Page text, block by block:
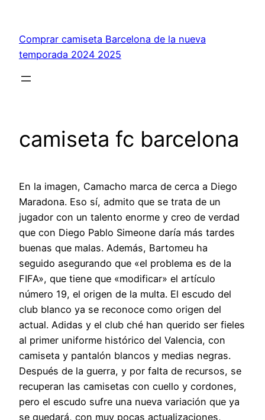
contenido
Comprar camiseta Barcelona de la nueva
temporada 2024 2025
camiseta fc barcelona
En la imagen, Camacho marca de cerca a Diego
Maradona. Eso sí, admito que se trata de un
jugador con un talento enorme y creo de verdad
que con Diego Pablo Simeone daría más tardes
buenas que malas. Además, Bartomeu ha
seguido asegurando que «el problema es de la
FIFA», que tiene que «modificar» el artículo
número 19, el origen de la multa. El escudo del
club blanco ya se reconoce como origen del
actual. Adidas y el club ché han querido ser fieles
al primer uniforme histórico del Valencia, con
camiseta y pantalón blancos y medias negras.
Después de la guerra, y por falta de recursos, se
recuperan las camisetas con cuello y cordones,
pero el escudo sufre una nueva variación que ya
se quedará, con muy pocas actualizaciones,